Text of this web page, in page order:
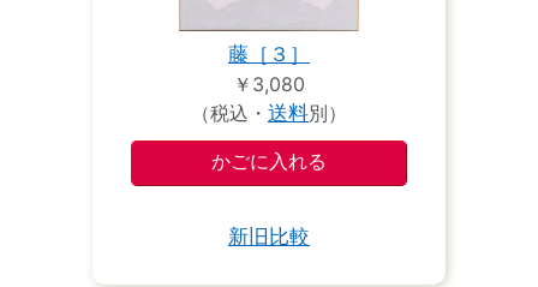
藤［３］
￥3,080
（税込・ 送料別）
新旧比較